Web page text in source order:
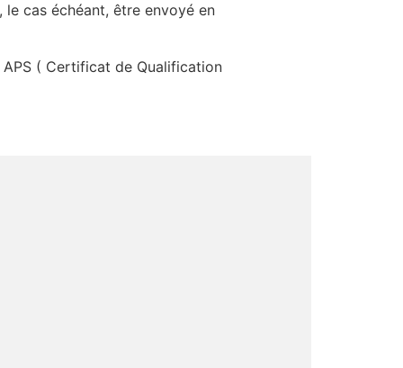
le cas échéant, être envoyé en
( Certificat de Qualification